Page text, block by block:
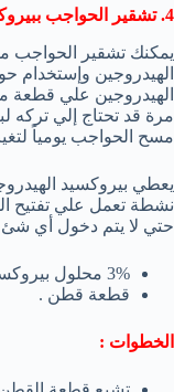
4. تشقير الحواجب ببيروكسيد الهيدروجين :
يمكنك تشقير الحواجب
الهيدروجين علي قطعة
مرة قد تحتاج إلي تركه
مسح الحواجب يومياً
يعطي بيروكسيد
نشطة تعمل علي تفتيح
حتي لا يتم دخول أي شئ
3% محلول بيروكسيد الهيدروجين .
قطعة قطن .
الخطوات :